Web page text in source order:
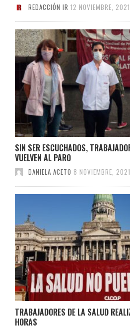
REDACCIÓN IR 12 NOVIEMBRE, 2021
SIN SER ESCUCHADOS,
VUELVEN AL PARO
DANIELA ACETO 8 NOVIEMBRE, 2021
TRABAJADORES DE LA SALUD
HORAS